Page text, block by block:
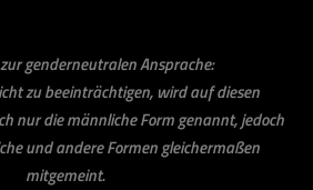
genderneutralen Ansprache:
zu beeinträchtigen, wird auf diesen
nur die männliche Form genannt, jedoch
und andere Formen gleichermaßen
mitgemeint.